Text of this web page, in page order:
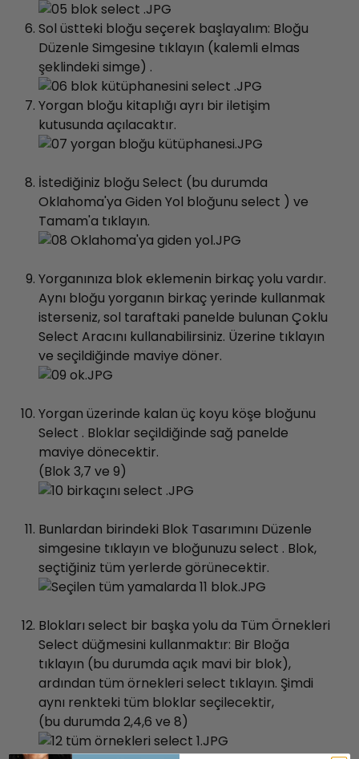
Sol üstteki bloğu seçerek başlayalım: Bloğu
Düzenle Simgesine tıklayın (kalemli elmas
şeklindeki simge) .
Yorgan bloğu kitaplığı ayrı bir iletişim
kutusunda açılacaktır.
İstediğiniz bloğu Select (bu durumda
Oklahoma'ya Giden Yol bloğunu select ) ve
Tamam'a tıklayın.
Yorganınıza blok eklemenin birkaç yolu vardır.
Aynı bloğu yorganın birkaç yerinde kullanmak
isterseniz, sol taraftaki panelde bulunan Çoklu
Select Aracını kullanabilirsiniz. Üzerine tıklayın
ve seçildiğinde maviye döner.
Yorgan üzerinde kalan üç koyu köşe bloğunu
Select . Bloklar seçildiğinde sağ panelde
maviye dönecektir.
(Blok 3,7 ve 9)
Bunlardan birindeki Blok Tasarımını Düzenle
simgesine tıklayın ve bloğunuzu select . Blok,
seçtiğiniz tüm yerlerde görünecektir.
Blokları select bir başka yolu da Tüm Örnekleri
Select düğmesini kullanmaktır: Bir Bloğa
tıklayın (bu durumda açık mavi bir blok),
ardından tüm örnekleri select tıklayın. Şimdi
aynı renkteki tüm bloklar seçilecektir,
(bu durumda 2,4,6 ve 8)